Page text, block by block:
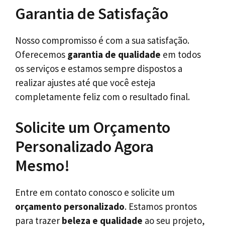
Garantia de Satisfação
Nosso compromisso é com a sua satisfação.
Oferecemos garantia de qualidade em todos
os serviços e estamos sempre dispostos a
realizar ajustes até que você esteja
completamente feliz com o resultado final.
Solicite um Orçamento
Personalizado Agora
Mesmo!
Entre em contato conosco e solicite um
orçamento personalizado. Estamos prontos
para trazer beleza e qualidade ao seu projeto,